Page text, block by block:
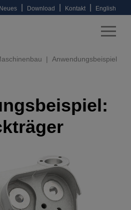
Neues Download Kontakt English
Anwendungsbeispiel